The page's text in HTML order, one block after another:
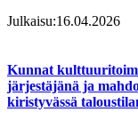
Julkaisu:16.04.2026
Kunnat
järjestäjänä ja
kiristyvässä